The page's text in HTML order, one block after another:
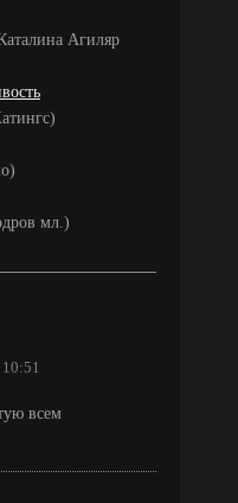
Агиляр
мл.)
всем